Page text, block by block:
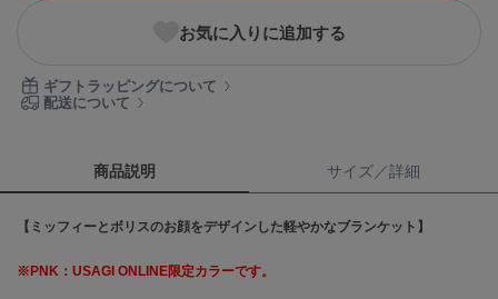
セルフォード
お気に入りに追加する
ギフトラッピングについて
配送について
商品説明 サイズ／詳細
【ミッフィーとボリスのお顔をデザインした軽やかなブランケット】
※PNK：USAGI ONLINE限定カラーです。